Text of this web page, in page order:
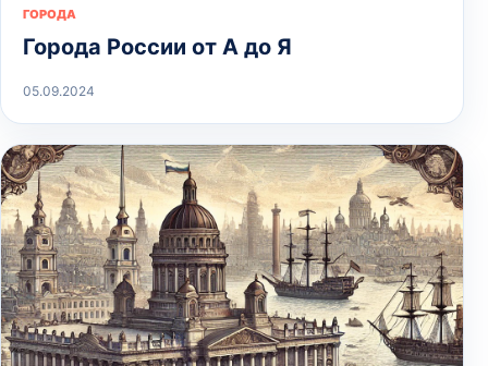
ГОРОДА
Города России от А до Я
05.09.2024